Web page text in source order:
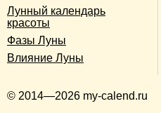
Лунный календарь
красоты
Фазы Луны
Влияние Луны
© 2014—2026 my-calend.ru